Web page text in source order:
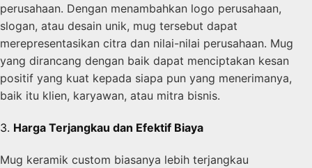
perusahaan. Dengan menambahkan logo perusahaan,
slogan, atau desain unik, mug tersebut dapat
merepresentasikan citra dan nilai-nilai perusahaan. Mug
yang dirancang dengan baik dapat menciptakan kesan
positif yang kuat kepada siapa pun yang menerimanya,
baik itu klien, karyawan, atau mitra bisnis.
3. Harga Terjangkau dan Efektif Biaya
Mug keramik custom biasanya lebih terjangkau